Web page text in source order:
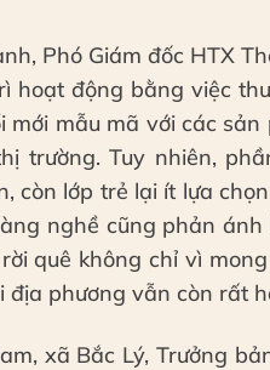
Phó Giám đốc HTX
hoạt động bằng việc
mới mẫu mã với các
trường. Tuy nhiên,
còn lớp trẻ lại ít lựa
nghề cũng phản
quê không chỉ vì
địa phương vẫn còn rất
xã Bắc Lý, Trưởng